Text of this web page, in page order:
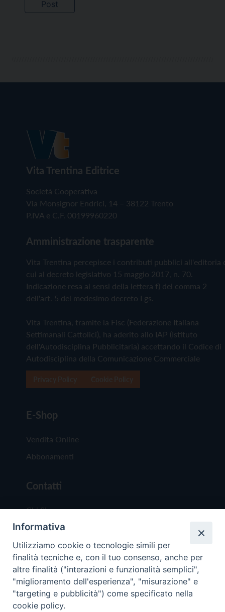
Vita Trentina Editrice
Società Cooperativa
Via Monsignor Endrici, 14 – 38122 Trento
P.IVA e C.F. 00199960220
Amministrazione trasparente
Vita Trentina percepisce i contributi pubblici all'editoria
cui al decreto legislativo 15 maggio 2017, n. 70.
Indicazione resa ai sensi della lettera f) del comma 2
dell'art. 5 del medesimo decreto Lgs.
Vita Trentina, tramite la Fisc (Federazione Italiana
Settimanali Cattolici), ha aderito allo IAP (Istituto
dell'Autodisciplina Pubblicitaria) accettando il Codice di
Autodisciplina della Comunicazione Commerciale
E-Shop
Vendita Online
Abbonamenti
Contatti
Chi Siamo
Redazione
Scrivici
Copyright © 2019 - Tutti i diritti riservati - Vita
Informativa
Utilizziamo cookie o tecnologie simili per
finalità tecniche e, con il tuo consenso, anche per
altre finalità ("interazioni e funzionalità semplici",
"miglioramento dell'esperienza", "misurazione" e
"targeting e pubblicità") come specificato nella
cookie policy.